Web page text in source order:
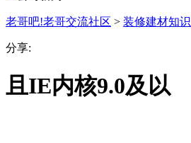
老哥吧!老哥交流社区 > 装修建材知识
分享:
且IE内核9.0及以